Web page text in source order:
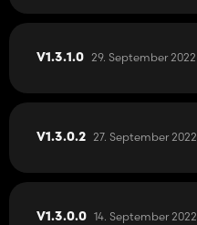
V1.3.1.0 29. September 2022
V1.3.0.2 27. September 2022
V1.3.0.0 14. September 2022